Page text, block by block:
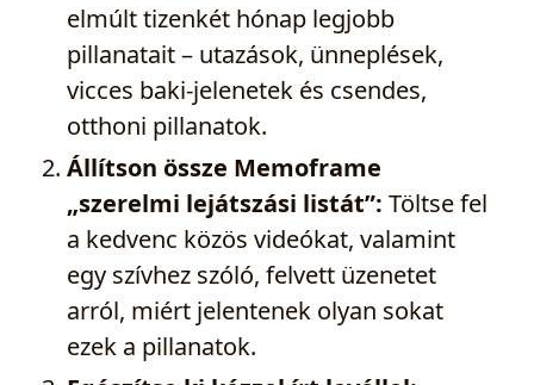
elmúlt tizenkét hónap legjobb
pillanatait – utazások, ünneplések,
vicces baki‑jelenetek és csendes,
otthoni pillanatok.
Állítson össze Memoframe
„szerelmi lejátszási listát”: Töltse fel
a kedvenc közös videókat, valamint
egy szívhez szóló, felvett üzenetet
arról, miért jelentenek olyan sokat
ezek a pillanatok.